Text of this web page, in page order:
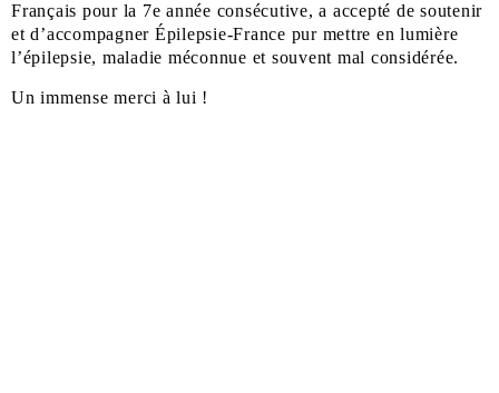
Français pour la 7e année consécutive, a accepté de soutenir
et d’accompagner Épilepsie-France pur mettre en lumière
l’épilepsie, maladie méconnue et souvent mal considérée.
Un immense merci à lui !